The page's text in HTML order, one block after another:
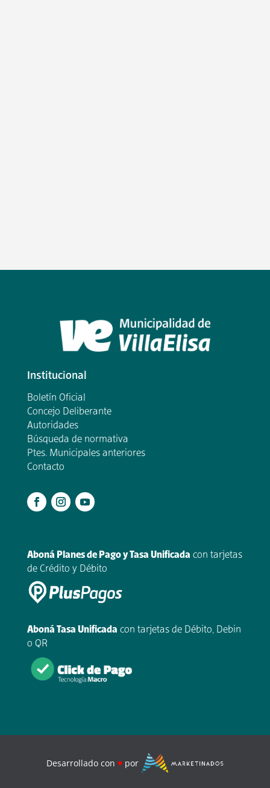
Institucional
Boletín Oficial
Concejo Deliberante
Autoridades
Búsqueda de normativa
Ptes. Municipales anteriores
Contacto
Aboná Planes de Pago y Tasa Unificada con tarjetas
de Crédito y Débito
Aboná Tasa Unificada con tarjetas de Débito, Debin
o QR
Desarrollado con ♥ por